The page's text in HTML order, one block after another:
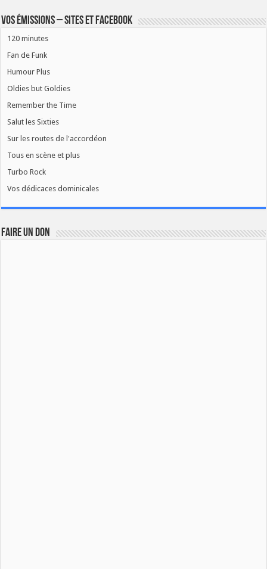
Vos émissions – Sites et Facebook
120 minutes
Fan de Funk
Humour Plus
Oldies but Goldies
Remember the Time
Salut les Sixties
Sur les routes de l'accordéon
Tous en scène et plus
Turbo Rock
Vos dédicaces dominicales
FAIRE UN DON